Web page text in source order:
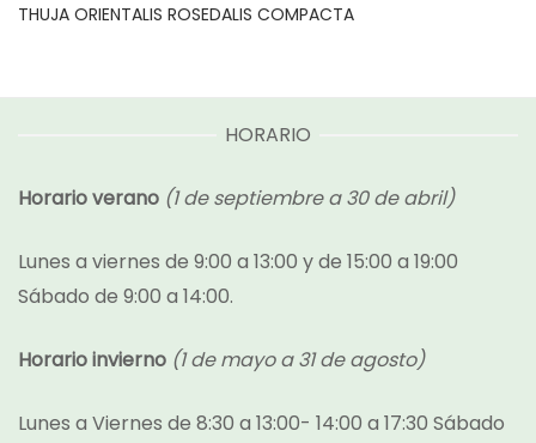
THUJA ORIENTALIS ROSEDALIS COMPACTA
HORARIO
Horario verano (1 de septiembre a 30 de abril)
Lunes a viernes de 9:00 a 13:00 y de 15:00 a 19:00
Sábado de 9:00 a 14:00.
Horario invierno (1 de mayo a 31 de agosto)
Lunes a Viernes de 8:30 a 13:00- 14:00 a 17:30 Sábado